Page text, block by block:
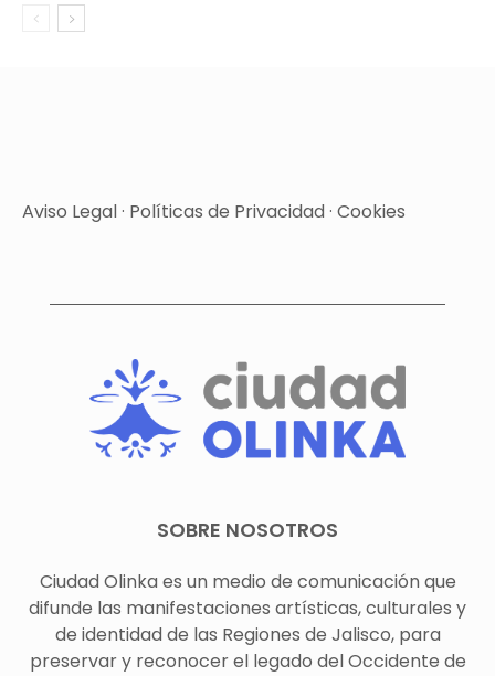
Aviso Legal· Políticas de Privacidad· Cookies
SOBRE NOSOTROS
Ciudad Olinka es un medio de comunicación que
difunde las manifestaciones artísticas, culturales y
de identidad de las Regiones de Jalisco, para
preservar y reconocer el legado del Occidente de